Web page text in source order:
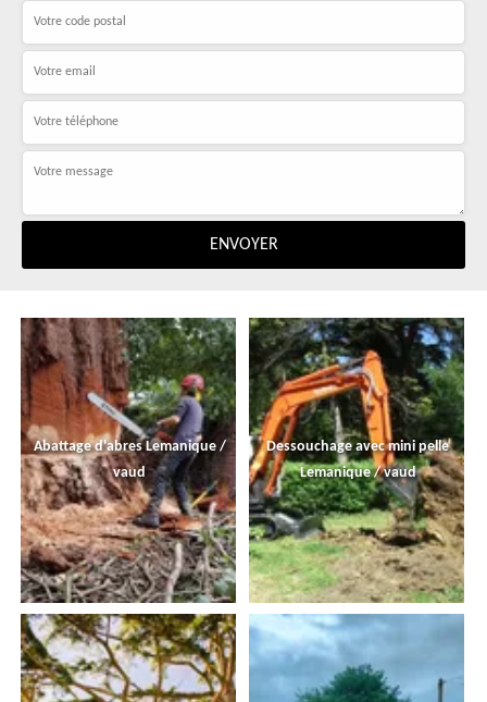
Abattage d'abres Lemanique /
vaud
Dessouchage avec mini pelle
Lemanique / vaud